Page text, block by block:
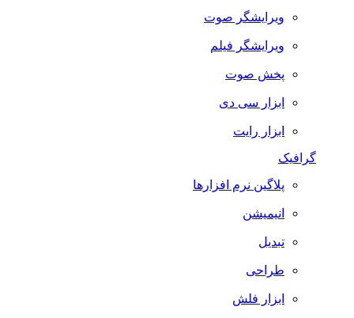
ویرایشگر صوت
ویرایشگر فیلم
پخش صوت
ابزار سی دی
ابزار رایت
گرافیک
پلاگین نرم افزارها
انیمیشن
تبدیل
طراحی
ابزار فلش